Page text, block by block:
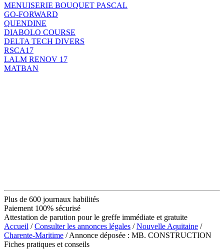
MENUISERIE BOUQUET PASCAL
GO-FORWARD
QUENDINE
DIABOLO COURSE
DELTA TECH DIVERS
RSCA17
LALM RENOV 17
MATBAN
Plus de 600 journaux habilités
Paiement 100% sécurisé
Attestation de parution pour le greffe immédiate et gratuite
Accueil /Consulter les annonces légales /Nouvelle Aquitaine /
Charente-Maritime / Annonce déposée : MB. CONSTRUCTION
Fiches pratiques et conseils